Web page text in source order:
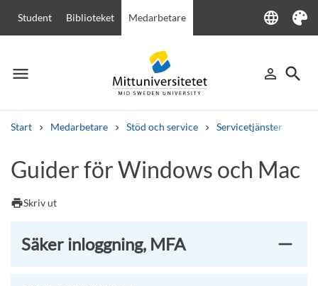
Student Biblioteket Medarbetare language
Language
Tema
menu
Meny person_outline
Logga in
search
Sök
Start Medarbetare Stöd och service Servicetjänster
Andra söktjänster
Kurser och program
Guider för Windows och Mac
printSkriv ut
Säker inloggning, MFA